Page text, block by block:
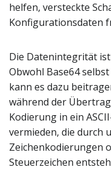
helfen, versteckte
Konfigurationsdaten
Die Datenintegrität
Obwohl Base64
kann es dazu
während der
Kodierung in ein
vermieden, die durch
Zeichenkodierungen
Steuerzeichen